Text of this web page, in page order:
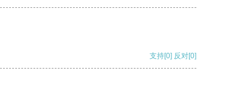
支持[0] 反对[0]